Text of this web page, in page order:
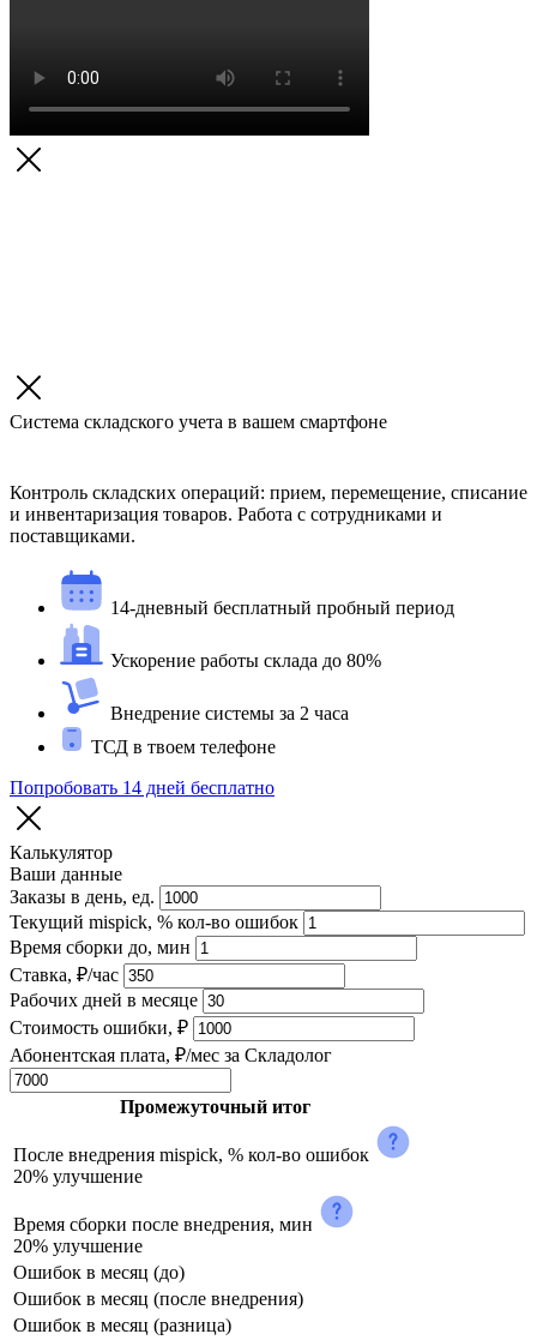
Система складского учета в вашем смартфоне
Контроль складских операций: прием, перемещение, списание
и инвентаризация товаров. Работа с сотрудниками и
поставщиками.
14-дневный бесплатный пробный период
Ускорение работы склада до 80%
Внедрение системы за 2 часа
ТСД в твоем телефоне
Попробовать 14 дней бесплатно
Калькулятор
Ваши данные
Заказы в день, ед.
Текущий mispick, % кол-во ошибок
Время сборки до, мин
Ставка, ₽/час
Рабочих дней в месяце
Стоимость ошибки, ₽
Абонентская плата, ₽/мес за Складолог
Промежуточный итог
После внедрения mispick, % кол-во ошибок
20% улучшение
Время сборки после внедрения, мин
20% улучшение
Ошибок в месяц (до)
Ошибок в месяц (после внедрения)
Ошибок в месяц (разница)